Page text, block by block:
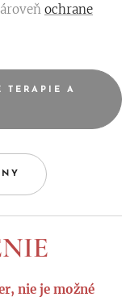
ochrane
TERAPIE A
nie je možné